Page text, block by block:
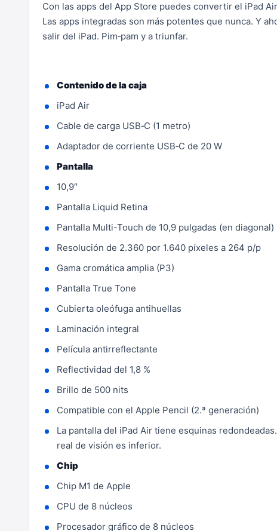
Con las apps del App Store puedes convertir el iPad
Las apps integradas son más potentes que nunca. Y
salir del iPad. Pim‑pam y a triunfar.
Contenido de la caja
iPad Air
Cable de carga USB‑C (1 metro)
Adaptador de corriente USB‑C de 20 W
Pantalla
10,9″
Pantalla Liquid Retina
Pantalla Multi-Touch de 10,9 pulgadas (en
Resolución de 2.360 por 1.640 píxeles a 264 p/p
Gama cromática amplia (P3)
Pantalla True Tone
Cubierta oleófuga antihuellas
Laminación integral
Película antirreflectante
Reflectividad del 1,8 %
Brillo de 500 nits
Compatible con el Apple Pencil (2.ª generación)
La pantalla del iPad Air tiene esquinas
real de visión es inferior.
Chip
Chip M1 de Apple
CPU de 8 núcleos
Procesador gráfico de 8 núcleos